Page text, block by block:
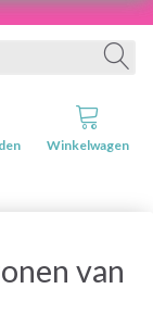
Winkelwagen
van